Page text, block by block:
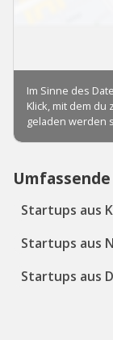
Startups aus
Startups aus
Startups aus